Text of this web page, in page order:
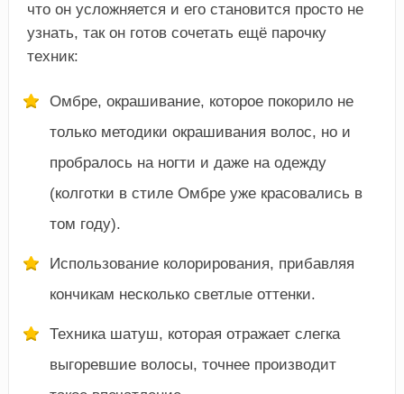
что он усложняется и его становится просто не
узнать, так он готов сочетать ещё парочку
техник:
Омбре, окрашивание, которое покорило не
только методики окрашивания волос, но и
пробралось на ногти и даже на одежду
(колготки в стиле Омбре уже красовались в
том году).
Использование колорирования, прибавляя
кончикам несколько светлые оттенки.
Техника шатуш, которая отражает слегка
выгоревшие волосы, точнее производит